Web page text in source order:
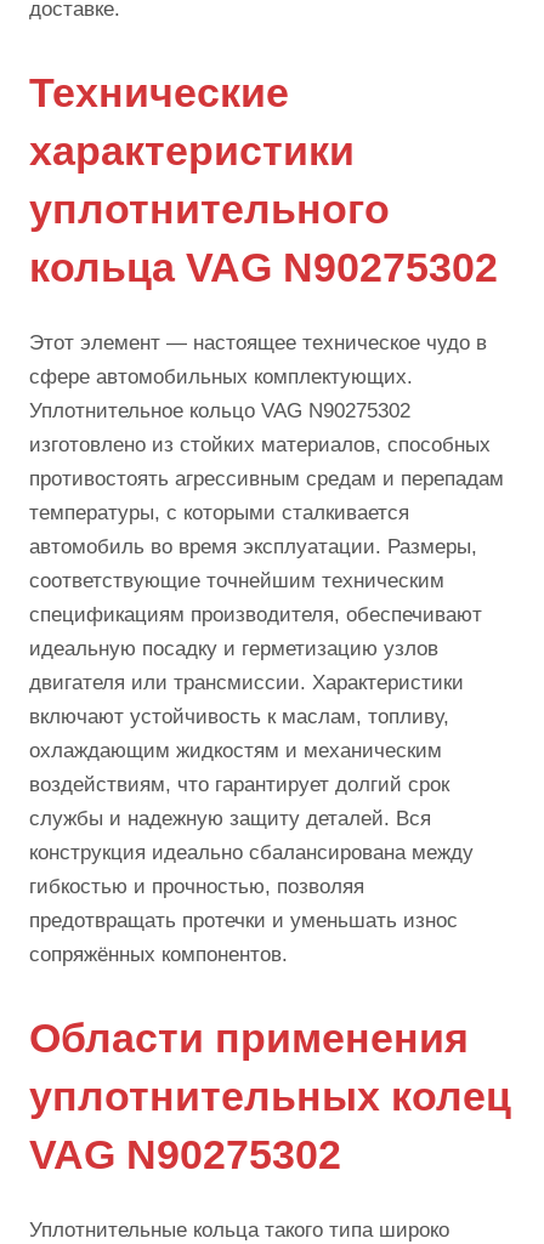
доставке.
Технические
характеристики
уплотнительного
кольца VAG N90275302
Этот элемент — настоящее техническое чудо в
сфере автомобильных комплектующих.
Уплотнительное кольцо VAG N90275302
изготовлено из стойких материалов, способных
противостоять агрессивным средам и перепадам
температуры, с которыми сталкивается
автомобиль во время эксплуатации. Размеры,
соответствующие точнейшим техническим
спецификациям производителя, обеспечивают
идеальную посадку и герметизацию узлов
двигателя или трансмиссии. Характеристики
включают устойчивость к маслам, топливу,
охлаждающим жидкостям и механическим
воздействиям, что гарантирует долгий срок
службы и надежную защиту деталей. Вся
конструкция идеально сбалансирована между
гибкостью и прочностью, позволяя
предотвращать протечки и уменьшать износ
сопряжённых компонентов.
Области применения
уплотнительных колец
VAG N90275302
Уплотнительные кольца такого типа широко